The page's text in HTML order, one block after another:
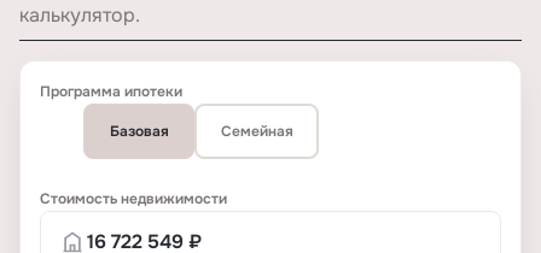
калькулятор.
Программа ипотеки
Базовая Семейная
Стоимость недвижимости